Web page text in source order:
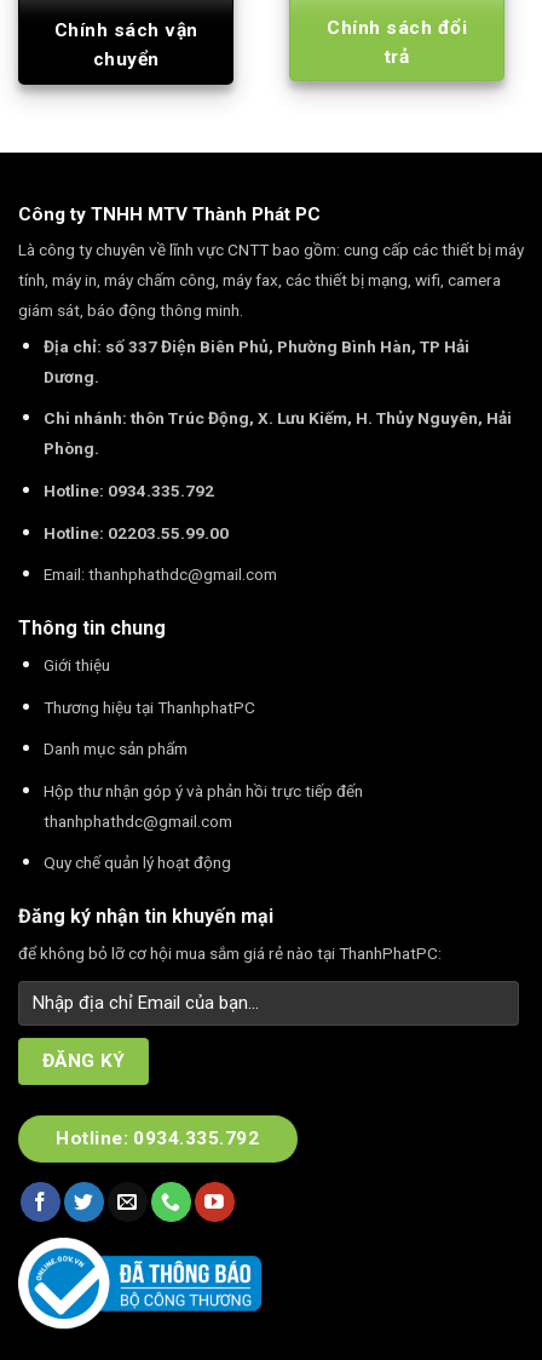
Chính sách vận
chuyển
Chính sách đổi
trả
Công ty TNHH MTV Thành Phát PC
Là công ty chuyên về lĩnh vực CNTT bao gồm: cung cấp các thiết bị máy
tính, máy in, máy chấm công, máy fax, các thiết bị mạng, wifi, camera
giám sát, báo động thông minh.
Địa chỉ: số 337 Điện Biên Phủ, Phường Bình Hàn, TP Hải
Dương.
Chi nhánh: thôn Trúc Động, X. Lưu Kiếm, H. Thủy Nguyên, Hải
Phòng.
Hotline: 0934.335.792
Hotline: 02203.55.99.00
Email: thanhphathdc@gmail.com
Thông tin chung
Giới thiệu
Thương hiệu tại ThanhphatPC
Danh mục sản phẩm
Hộp thư nhận góp ý và phản hồi trực tiếp đến
thanhphathdc@gmail.com
Quy chế quản lý hoạt động
Đăng ký nhận tin khuyến mại
để không bỏ lỡ cơ hội mua sắm giá rẻ nào tại ThanhPhatPC:
Hotline: 0934.335.792